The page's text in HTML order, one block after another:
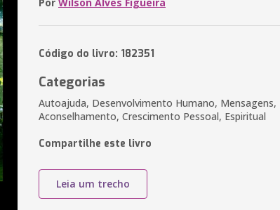
Código do livro: 182351
Categorias
Autoajuda, Desenvolvimento Humano, Mensagens,
Aconselhamento, Crescimento Pessoal, Espiritual
Compartilhe este livro
Leia um trecho